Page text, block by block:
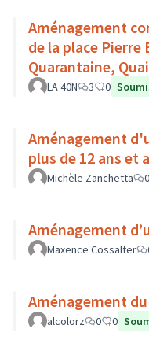
Aménagement
de la place Pierre
Quarantaine,
étroits, Montée de
LA 40N 3 0
Aménagement
plus de 12 ans et
Michèle Zanchetta 0
Aménagement
Maxence Cossalter
Aménagement
alcolorz 0 0